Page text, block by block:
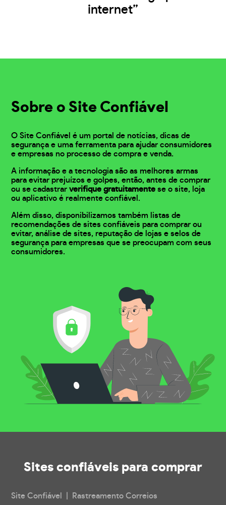
internet”
Sobre o Site Confiável
O Site Confiável é um portal de notícias, dicas de
segurança e uma ferramenta para ajudar consumidores
e empresas no processo de compra e venda.
A informação e a tecnologia são as melhores armas
para evitar prejuízos e golpes, então, antes de comprar
ou se cadastrarverifique gratuitamente se o site, loja
ou aplicativo é realmente confiável.
Além disso, disponibilizamos também listas de
recomendações de sites confiáveis para comprar ou
evitar, análise de sites, reputação de lojas e selos de
segurança para empresas que se preocupam com seus
consumidores.
Sites confiáveis para comprar
Site Confiável | Rastreamento Correios